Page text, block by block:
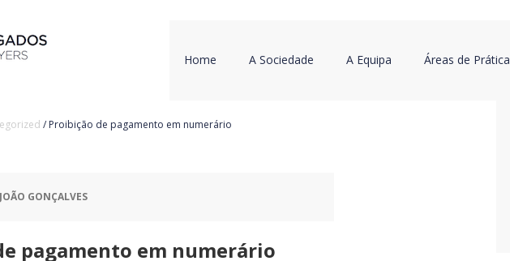
Home A Sociedade A Equipa Áreas de Prática
/ Proibição de pagamento em numerário
GONÇALVES
pagamento em numerário